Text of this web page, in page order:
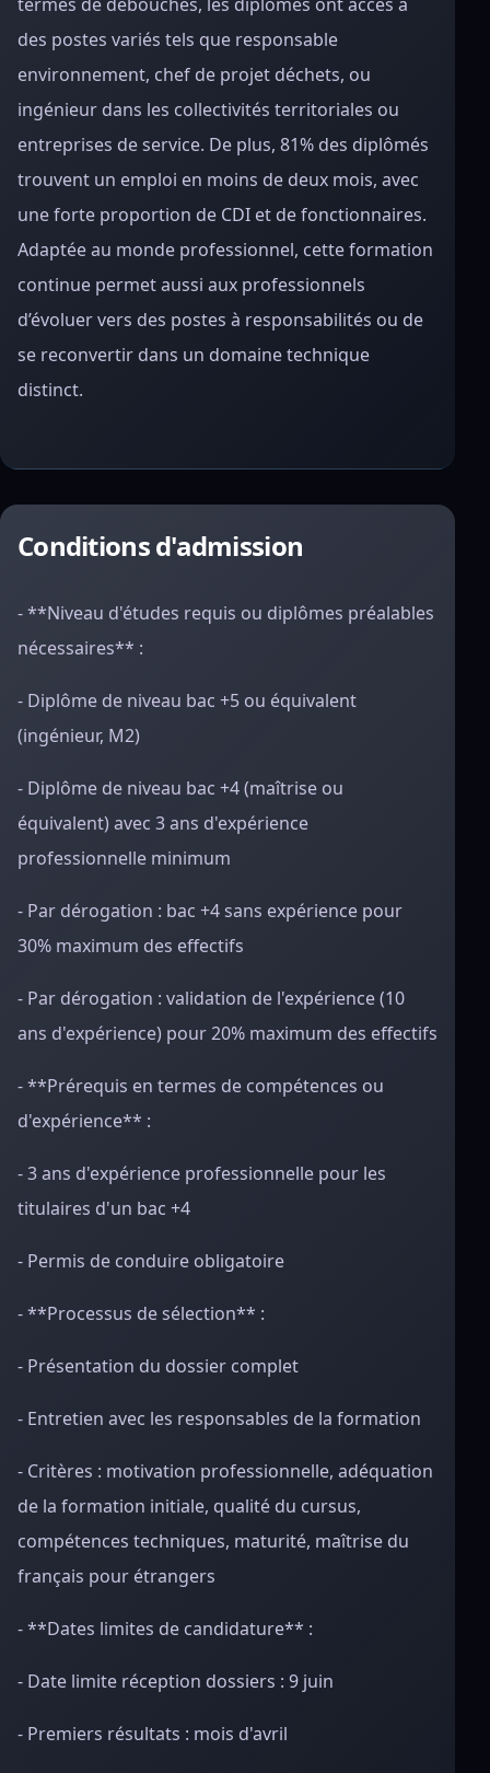
des postes variés tels que responsable
environnement, chef de projet déchets, ou
ingénieur dans les collectivités territoriales ou
entreprises de service. De plus, 81% des diplômés
trouvent un emploi en moins de deux mois, avec
une forte proportion de CDI et de fonctionnaires.
Adaptée au monde professionnel, cette formation
continue permet aussi aux professionnels
d’évoluer vers des postes à responsabilités ou de
se reconvertir dans un domaine technique
distinct.
Conditions d'admission
- **Niveau d'études requis ou diplômes préalables
nécessaires** :
- Diplôme de niveau bac +5 ou équivalent
(ingénieur, M2)
- Diplôme de niveau bac +4 (maîtrise ou
équivalent) avec 3 ans d'expérience
professionnelle minimum
- Par dérogation : bac +4 sans expérience pour
30% maximum des effectifs
- Par dérogation : validation de l'expérience (10
ans d'expérience) pour 20% maximum des effectifs
- **Prérequis en termes de compétences ou
d'expérience** :
- 3 ans d'expérience professionnelle pour les
titulaires d'un bac +4
- Permis de conduire obligatoire
- **Processus de sélection** :
- Présentation du dossier complet
- Entretien avec les responsables de la formation
- Critères : motivation professionnelle, adéquation
de la formation initiale, qualité du cursus,
compétences techniques, maturité, maîtrise du
français pour étrangers
- **Dates limites de candidature** :
- Date limite réception dossiers : 9 juin
- Premiers résultats : mois d'avril